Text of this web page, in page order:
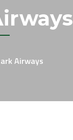
Airways